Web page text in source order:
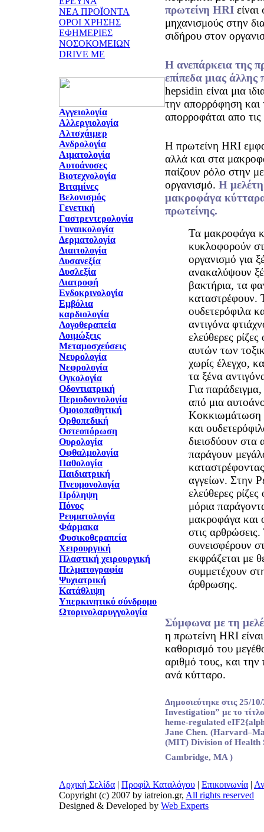
ΝΕΑ ΠΡΟΪΟΝΤΑ
ΟΡΟΙ ΧΡΗΣΗΣ
ΕΦΗΜΕΡΙΕΣ
ΝΟΣΟΚΟΜΕΙΩΝ
DRIVE ME
Αγγειολογία
Αλλεργιολογία
Αλτσχάιμερ
Ανδρολογία
Αιματολογία
Αυτοάνοσες
Βιοτεχνολογία
Βιταμίνες
Βελονισμός
Γενετική
Γαστρεντερολογία
Γυναικολογία
Δερματολογία
Διαιτολογία
Δυσανεξία
Δυσλεξία
Διατροφή
Ενδοκρινολογία
Εμβόλια
καρδιολογία
Λογοθεραπεία
Λοιμώξεις
Μεταμοσχεύσεις
Νευρολογία
Νεφρολογία
Ογκολογία
Οδοντιατρική
Περιοδοντολογία
Ομοιοπαθητική
Ορθοπεδική
Οστεοπόρωση
Ουρολογία
Οφθαλμολογία
Παθολογία
Παιδιατρική
Πνευμονολογία
Πρόληψη
Πόνος
Ρευματολογία
Φάρμακα
Φυσικοθεραπεία
Χειρουργική
Πλαστική χειρουργική
Πελματογραφία
Ψυχιατρική
Κατάθλιψη
Υπερκινητικό σύνδρομο
Ωτορινολαρυγγολογία
πρωτείνη HRI
μηχανισμούς στην
σιδήρου στον
Η ανεπάρκεια της
επίπεδα μιας
hepsidin είναι μια
την απορρόφηση και
απορροφάται απο
Η πρωτείνη HRI
αλλά και στα
παίζουν ρόλο στην
οργανισμό. Η μελέτη
μακροφάγα
πρωτείνης.
Τα μακροφάγα
κυκλοφορούν
οργανισμό για
ανακαλύψουν
βακτήρια, τα
καταστρέφουν.
ουδετερόφιλα
αντιγόνα
ελεύθερες
αυτών των
χωρίς έλεγχο,
τα ξένα
Για
από μια
Κοκκιωμάτωση
και
διεισδύουν στα
παράγουν
αγγείων. Στην
ελεύθερες
μόρια
μακροφάγα και
στις
συνεισφέρουν
εκφράζεται με
συμμετέχουν
άρθρωσης.
Σύμφωνα με τη
η πρωτείνη HRI
καθορισμό του
αριθμό τους, και την
ανά κύτταρο.
Δημοσιεύτηκε στις 25/
Investigation” με το
heme-regulated
Jane Chen.
(MIT) Division of Health
Cambridge, MA )
Αρχική Σελίδα | Προφίλ Καταλόγου | Επικοινωνία |
Copyright (c) 2007 by iatreion.gr, All rights reserved
Designed & Developed by Web Experts